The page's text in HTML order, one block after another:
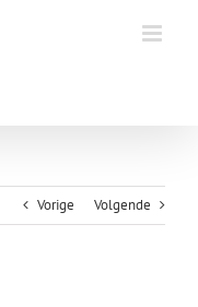
Vorige Volgende